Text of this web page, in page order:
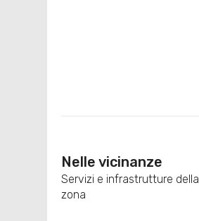
Nelle vicinanze
Servizi e infrastrutture della
zona